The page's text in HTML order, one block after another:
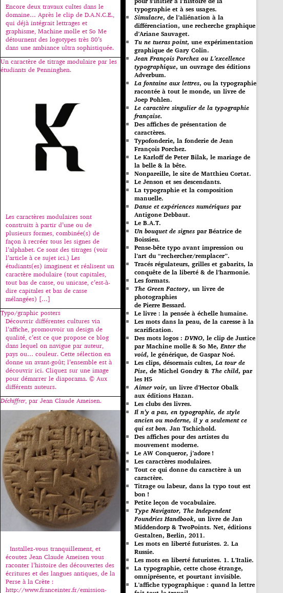
Encore deux travaux cultes dans le
domaine… Après le clip de D.A.N.C.E.,
qui déjà intégrait lettrages et
graphisme, Machine molle et So Me
détournent des logotypes très 80’s
dans une ambiance ultra sophistiquée.
Un caractère de titrage modulaire par les
étudiants de Penninghen.
Les caractères modulaires sont
construits à partir d’une ou de
plusieurs formes, combinée(s) de
façon à recréer tous les signes de
l’alphabet. Ce sont des titrages (voir
l’article à ce sujet ici.) Les
étudiants(es) imaginent et réalisent un
caractère modulaire (tout capitales,
tout bas de casse, ou unicase, c’est-à-
dire capitales et bas de casse
mélangées) […]
Typo/graphic posters
Découvrir différentes cultures via
l’affiche, promouvoir un design de
qualité, c’est ce que propose ce blog
dans lequel on navigue par auteur,
pays ou… couleur. Cette sélection en
donne un avant-goût; l’ensemble est à
découvrir ici. Cliquez sur une image
pour démarrer le diaporama. © Aux
différents auteurs.
Déchiffrer, par Jean Claude Ameisen.
Installez-vous tranquillement, et
écoutez Jean Claude Ameisen vous
raconter l’histoire des découvertes des
écritures et des langues antiques, de la
Perse à la Crète :
http://www.franceinter.fr/emission-
typographie et à ses usages.
Simulacre, de l’aliénation à la
différenciation, une recherche graphique
d’Ariane Sauvaget.
Tu ne tueras point, une expérimentation
graphique de Gary Colin.
Jean François Porchez ou L’excellence
typographique, un ouvrage des éditions
Adverbum.
La fontaine aux lettres, ou la typographie
racontée à tout le monde, un livre de
Joep Pohlen.
Le caractère singulier de la typographie
française.
Des affiches de présentation de
caractères.
Typofonderie, la fonderie de Jean
François Porchez.
Le Karloff de Peter Bilak, le mariage de
la belle & la bête.
Nonpareille, le site de Matthieu Cortat.
Le Jenson et ses descendants.
La typographie et la composition
manuelle.
Danse et expériences numériques par
Antigone Debbaut.
Le B.A.T.
Un bouquet de signes par Béatrice de
Boissieu.
Pense-bête typo avant impression ou
l’art du “rechercher/remplacer”.
Tracés régulateurs, grilles et gabarits, la
conquête de la liberté & de l’harmonie.
Les formats.
The Green Factory, un livre de
photographies
de Pierre Bessard.
Le livre : la pensée à échelle humaine.
Les mots dans la peau, de la caresse à la
scarification.
Des mots logos :DVNO, le clip de Justice
par Machine molle & So Me,Enter the
void, le générique, de Gaspar Noé.
Les clips, désormais cultes,La tour de
Pise, de Michel Gondry & The child, par
les H5
Aimer voir, un livre d’Hector Obalk
aux éditions Hazan.
Les clubs des livres.
Il n’y a pas, en typographie, de style
ancien ou moderne, il y a seulement ce
qui est bon. Jan Tschichold.
Des affiches pour des artistes du
mouvement moderne.
Le AW Conqueror, j’adore !
Les caractères modulaires.
Tout ce qui donne du caractère à un
caractère.
Titrage ou labeur, dans la typo tout est
bon !
Petite leçon de vocabulaire.
Type Navigator, The Independent
Foundries Handbook, un livre de Jan
Middendorp & TwoPoints. Net, éditions
Gestalten, Berlin, 2011.
Les mots en liberté futuristes. 2. La
Russie.
Les mots en liberté futuristes. 1. L’Italie.
La typographie, cette chose étrange,
omniprésente, et pourtant invisible.
L’affiche typographique : quand la lettre